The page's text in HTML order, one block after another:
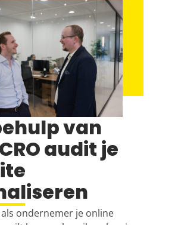
van
audit je
ondernemer je online